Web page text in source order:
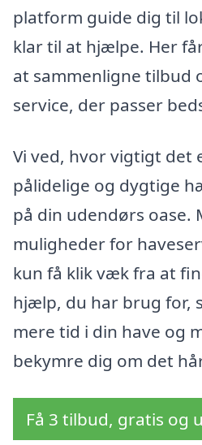
platform guide dig til
klar til at hjælpe. Her
at sammenligne tilbud
service, der passer
Vi ved, hvor vigtigt det
pålidelige og dygtige
på din udendørs oase.
muligheder for
kun få klik væk fra at
hjælp, du har brug for,
mere tid i din have og
bekymre dig om det
Få 3 tilbud, gratis og